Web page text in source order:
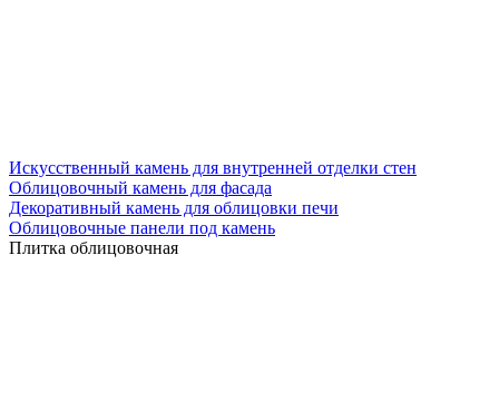
Искусственный камень для внутренней отделки стен
Облицовочный камень для фасада
Декоративный камень для облицовки печи
Облицовочные панели под камень
Плитка облицовочная